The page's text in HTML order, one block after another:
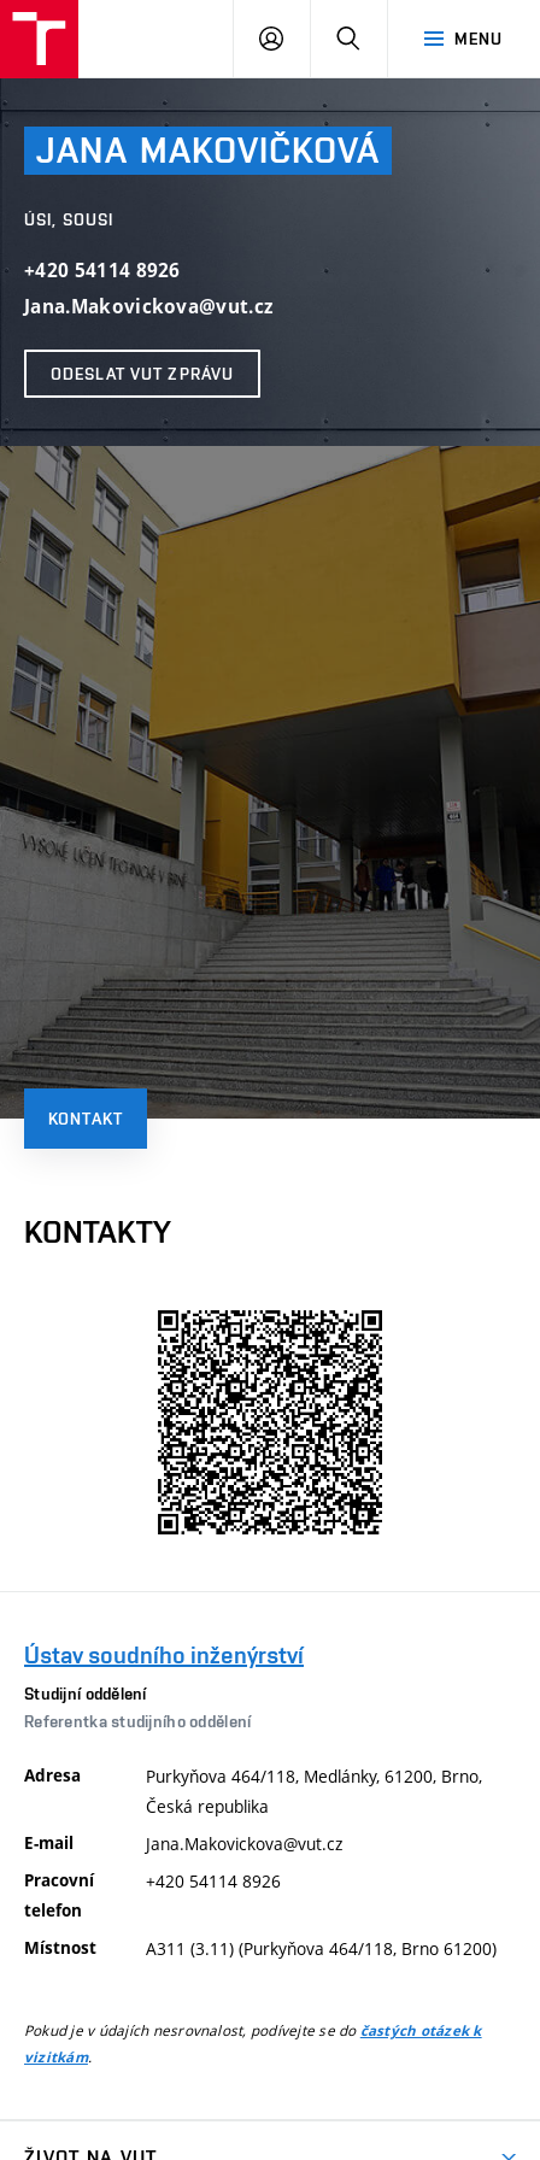
MENU
PŘIHLÁSIT
JANA MAKOVIČKOVÁ
ÚSI, SOUSI
+420 54114 8926
Jana.Makovickova@vut.cz
ODESLAT VUT ZPRÁVU
KONTAKT
KONTAKTY
Ústav soudního inženýrství
Studijní oddělení
Referentka studijního oddělení
Adresa
Purkyňova 464/118, Medlánky, 61200, Brno,
Česká republika
E-mail Jana.Makovickova@vut.cz
Pracovní
telefon
+420 54114 8926
Místnost A311 (3.11) (Purkyňova 464/118, Brno 61200)
Pokud je v údajích nesrovnalost, podívejte se do častých otázek k
vizitkám.